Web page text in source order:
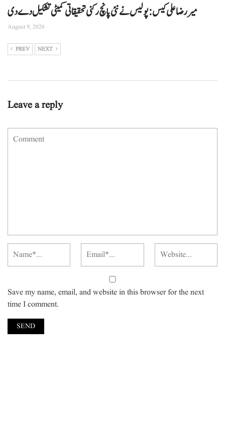
میر رضا علی کیس: پولیس نے نئی پانچ رکنی تحقیقاتی کمیٹی تشکیل دے دی
August 9, 2026
PREV NEXT
Leave a reply
Save my name, email, and website in this browser for the next
time I comment.